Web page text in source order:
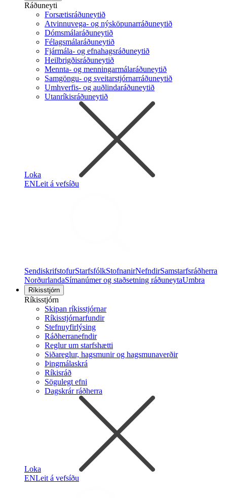
Ráðuneyti
Forsætisráðuneytið
Atvinnuvega- og nýsköpunarráðuneytið
Dómsmálaráðuneytið
Félagsmálaráðuneytið
Fjármála- og efnahagsráðuneytið
Heilbrigðisráðuneytið
Mennta- og menningarmálaráðuneytið
Samgöngu- og sveitarstjórnarráðuneytið
Umhverfis- og auðlindaráðuneytið
Utanríkisráðuneytið
Loka
ENLeit á vefsíðu
SendiskrifstofurStarfsfólkStofnanirNefndirSamstarfsráðherra
NorðurlandaSímanúmer og staðsetning ráðuneytaUmbra
Ríkisstjórn
Ríkisstjórn
Skipan ríkisstjórnar
Ríkisstjórnarfundir
Stefnuyfirlýsing
Ráðherranefndir
Reglur um starfshætti
Siðareglur, hagsmunir og hagsmunaverðir
Þingmálaskrá
Ríkisráð
Sögulegt efni
Dagskrár ráðherra
Loka
ENLeit á vefsíðu